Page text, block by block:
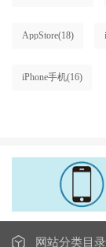
AppStore(18)
iPhone手机(16)
网站分类目录